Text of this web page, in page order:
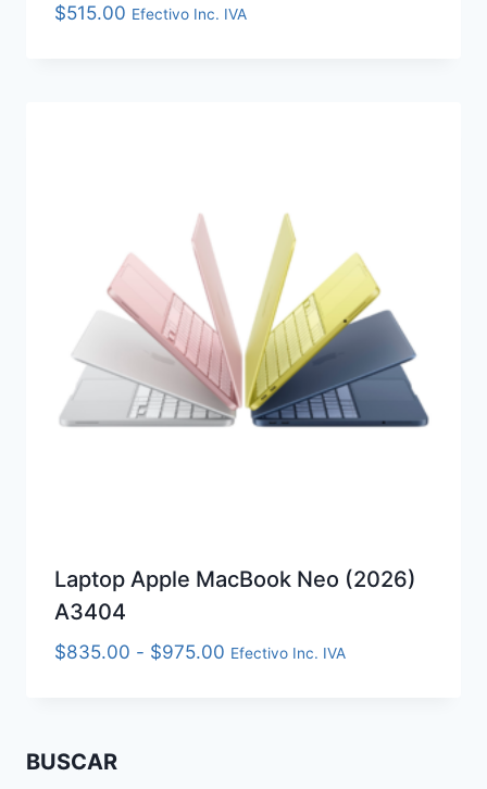
$515.00 Efectivo Inc. IVA
Laptop Apple MacBook Neo (2026)
A3404
$835.00 - $975.00 Rango
Efectivo Inc. IVA
BUSCAR